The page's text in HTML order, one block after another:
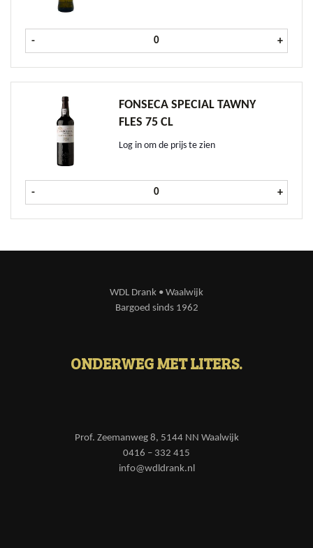
- Osborne Sherry Fino Pale Dry 75
+
FONSECA SPECIAL TAWNY
FLES 75 CL
Log in om de prijs te zien
- Fonseca Special Tawny fles 75 cl
+
WDL Drank • Waalwijk
Bargoed sinds 1962
ONDERWEG MET LITERS.
Prof. Zeemanweg 8, 5144 NN Waalwijk
0416 – 332 415
info@wdldrank.nl